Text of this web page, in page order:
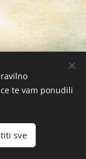
zadržana
te vam ponudili
sve